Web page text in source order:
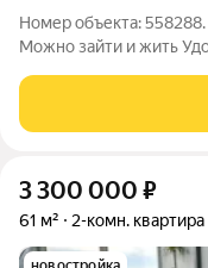
Номер объекта:
Можно зайти и жить
платежи маленькие В
школа номер 4 Рядом
3 300 000 ₽
61 м² 2-комн. квартира